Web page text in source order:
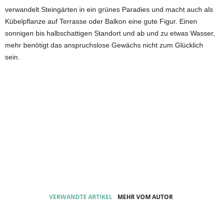
verwandelt Steingärten in ein grünes Paradies und macht auch als
Kübelpflanze auf Terrasse oder Balkon eine gute Figur. Einen
sonnigen bis halbschattigen Standort und ab und zu etwas Wasser,
mehr benötigt das anspruchslose Gewächs nicht zum Glücklich
sein.
VERWANDTE ARTIKEL MEHR VOM AUTOR